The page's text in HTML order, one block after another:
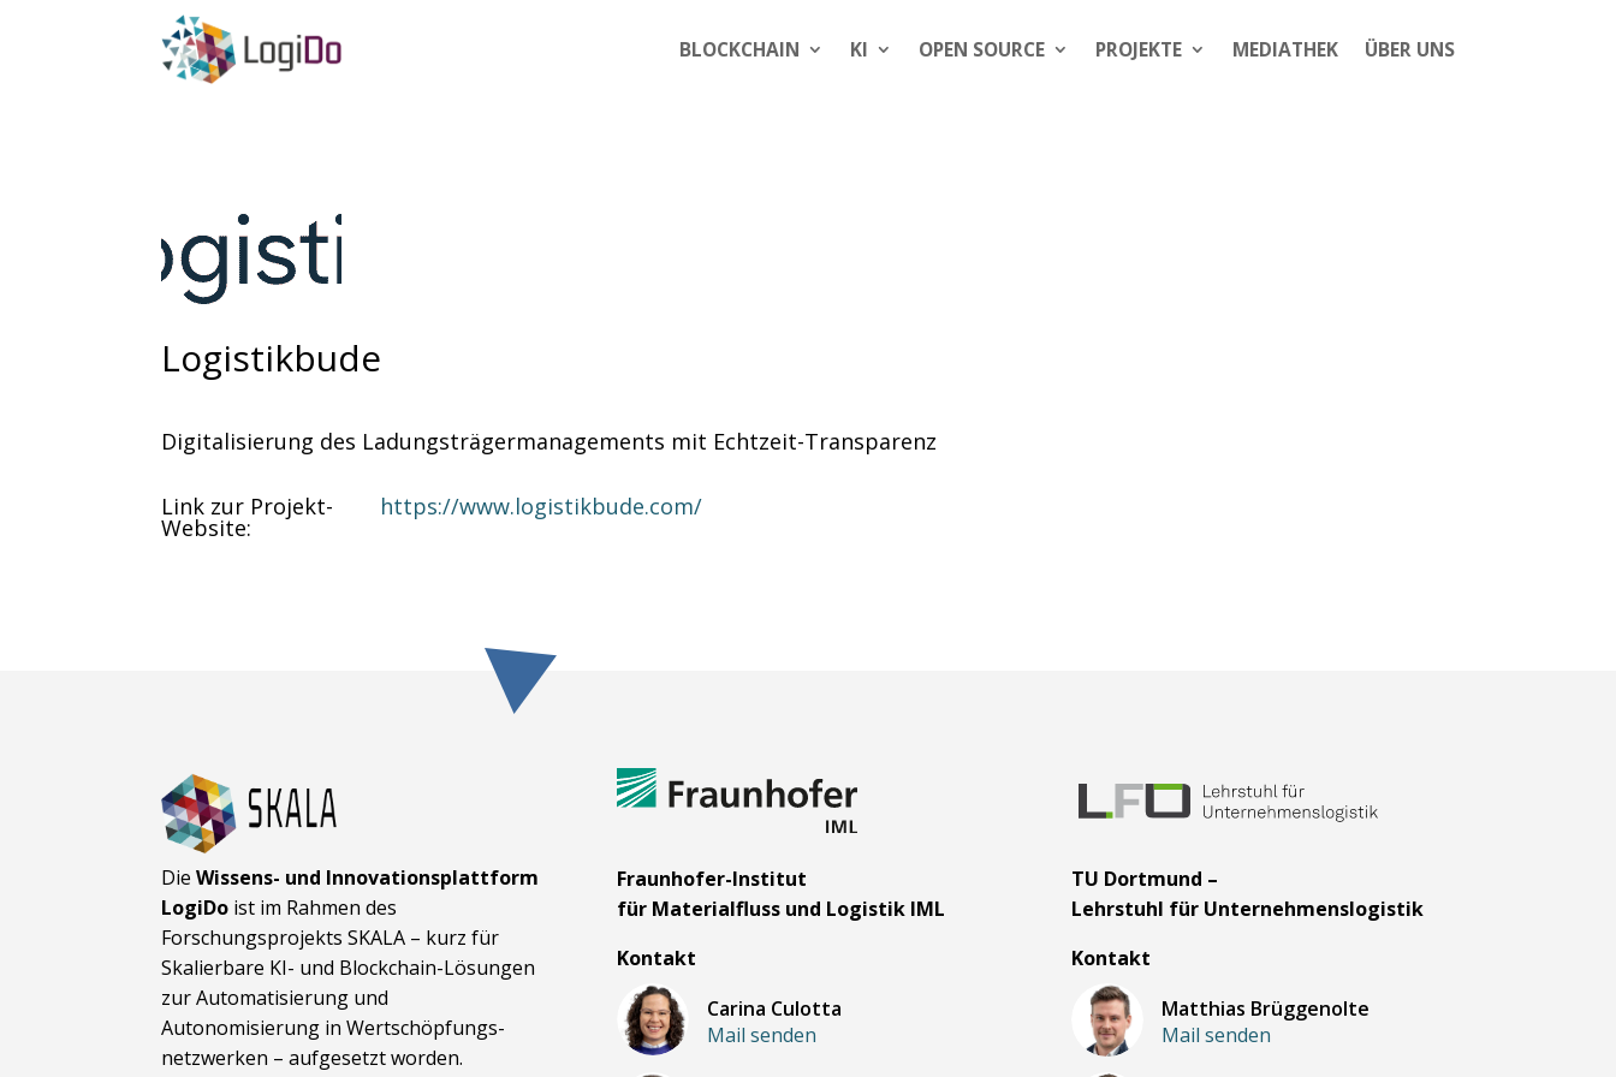
BLOCKCHAIN KI OPEN SOURCE PROJEKTE MEDIATHEK ÜBER UNS
Logistikbude
Digitalisierung des Ladungsträgermanagements mit Echtzeit-Transparenz
Link zur Projekt-
Website:
https://www.logistikbude.com/
DieWissens- und Innovationsplattform
LogiDo ist im Rahmen des
Forschungsprojekts SKALA – kurz für
Skalierbare KI- und Block­chain-Lösungen
zur Automatisierung und
Autonomisierung in Wert­schöpfungs­
netzwerken – aufgesetzt worden.
Fraunhofer-Institut
für Materialfluss und Logistik IML
Kontakt
Carina Culotta
Mail senden
TU Dortmund –
Lehrstuhl für Unternehmenslogistik
Kontakt
Matthias Brüggenolte
Mail senden